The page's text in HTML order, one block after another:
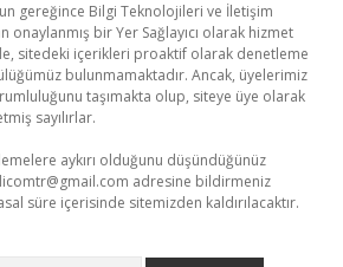
gereğince Bilgi Teknolojileri ve İletişim
onaylanmış bir Yer Sağlayıcı olarak hizmet
sitedeki içerikleri proaktif olarak denetleme
bulunmamaktadır. Ancak, üyelerimiz
taşımakta olup, siteye üye olarak
sayılırlar.
aykırı olduğunu düşündüğünüz
adresine bildirmeniz
süre içerisinde sitemizden kaldırılacaktır.